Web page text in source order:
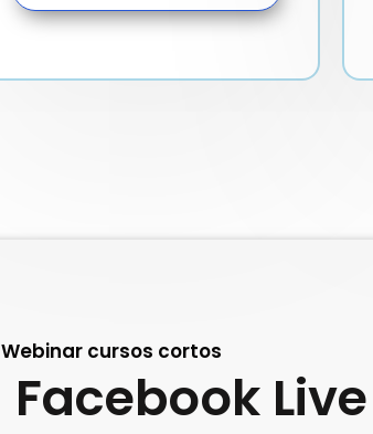
Webinar cursos cortos
FacebookLive